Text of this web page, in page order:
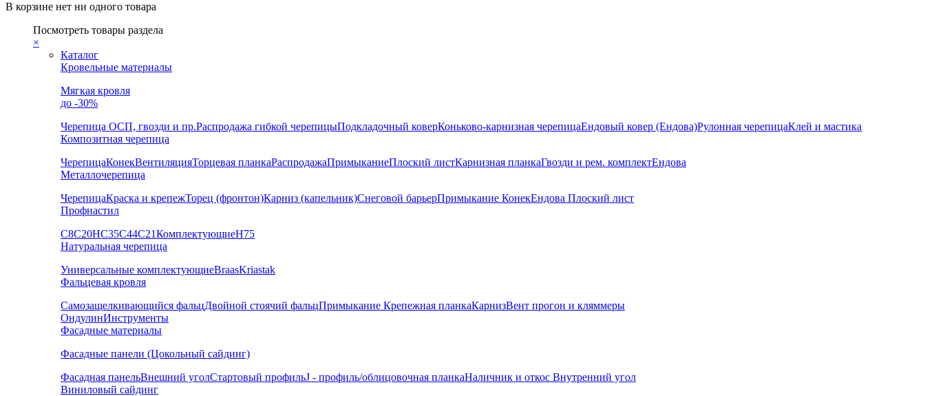
В корзине нет ни одного товара
Посмотреть товары раздела
×
Каталог
Кровельные материалы
Мягкая кровля
до -30%
Черепица ОСП, гвозди и пр.Распродажа гибкой черепицыПодкладочный коверКоньково-карнизная черепицаЕндовый ковер (Ендова)Рулонная черепицаКлей и мастика
Композитная черепица
ЧерепицаКонекВентиляцияТорцевая планкаРаспродажаПримыканиеПлоский листКарнизная планкаГвозди и рем. комплектЕндова
Металлочерепица
ЧерепицаКраска и крепежТорец (фронтон)Карниз (капельник)Снеговой барьерПримыкание КонекЕндова Плоский лист
Профнастил
С8С20НС35С44С21КомплектующиеН75
Натуральная черепица
Универсальные комплектующиеBraasKriastak
Фальцевая кровля
Самозащелкивающийся фальцДвойной стоячий фальцПримыкание Крепежная планкаКарнизВент прогон и кляммеры
ОндулинИнструменты
Фасадные материалы
Фасадные панели (Цокольный сайдинг)
Фасадная панельВнешний уголСтартовый профильJ - профиль/облицовочная планкаНаличник и откос Внутренний угол
Виниловый сайдинг